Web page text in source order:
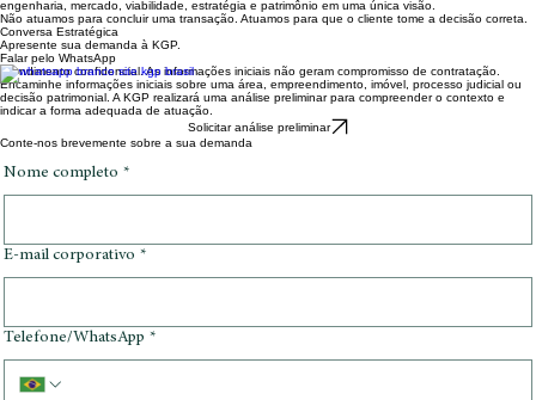
Essência
Enquanto o mercado frequentemente analisa imóveis de forma fragmentada, a KGP integra
engenharia, mercado, viabilidade, estratégia e patrimônio em uma única visão.
Não atuamos para concluir uma transação. Atuamos para que o cliente tome a decisão correta.
Conversa Estratégica
Apresente sua demanda à KGP.
Falar pelo WhatsApp
Atendimento confidencial. As informações iniciais não geram compromisso de contratação.
Encaminhe informações iniciais sobre uma área, empreendimento, imóvel, processo judicial ou
decisão patrimonial. A KGP realizará uma análise preliminar para compreender o contexto e
indicar a forma adequada de atuação.
Conte-nos brevemente sobre a sua demanda